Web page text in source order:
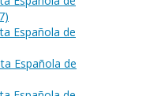
Española de
Española de